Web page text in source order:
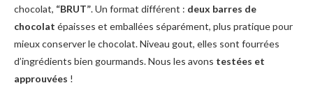
chocolat, “BRUT”. Un format différent : deux barres de
chocolat épaisses et emballées séparément, plus pratique pour
mieux conserver le chocolat. Niveau gout, elles sont fourrées
d’ingrédients bien gourmands. Nous les avons testées et
approuvées !